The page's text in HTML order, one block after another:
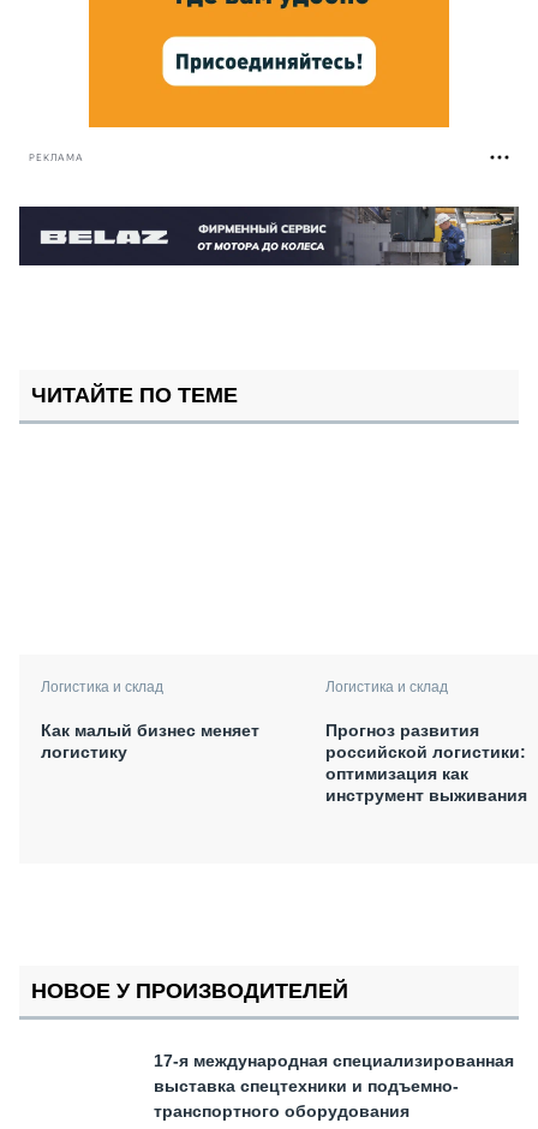
РЕКЛАМА
ЧИТАЙТЕ ПО ТЕМЕ
Логистика и склад
Как малый бизнес меняет
логистику
Логистика и склад
Прогноз развития
российской логистики:
оптимизация как
инструмент выживания
НОВОЕ У ПРОИЗВОДИТЕЛЕЙ
17-я международная специализированная
выставка спецтехники и подъемно-
транспортного оборудования